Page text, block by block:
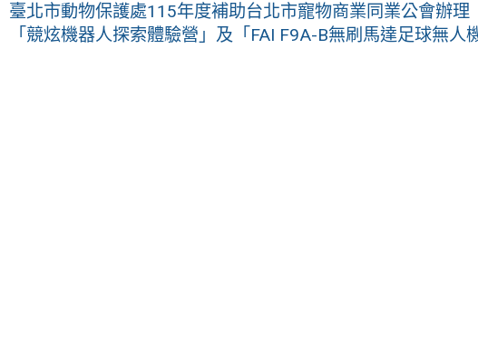
臺北市動物保護處115年度補助台北市寵物商業同業公會辦理
「競炫機器人探索體驗營」及「FAI F9A-B無刷馬達足球無人